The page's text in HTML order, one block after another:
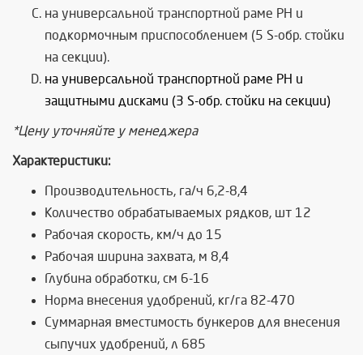
на универсальной транспортной раме РН и
подкормочным приспособлением (5 S-обр. стойки
на секции).
на универсальной транспортной раме РН и
защитными дисками (3 S-обр. стойки на секции)
*Цену уточняйте у менеджера
Характеристики:
Производительность, га/ч 6,2-8,4
Количество обрабатываемых рядков, шт 12
Рабочая скорость, км/ч до 15
Рабочая ширина захвата, м 8,4
Глубина обработки, см 6-16
Норма внесения удобрений, кг/га 82-470
Суммарная вместимость бункеров для внесения
сыпучих удобрений, л 685